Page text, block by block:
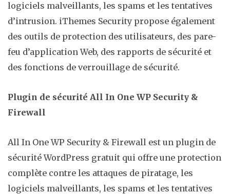
logiciels malveillants, les spams et les tentatives
d’intrusion. iThemes Security propose également
des outils de protection des utilisateurs, des pare-
feu d’application Web, des rapports de sécurité et
des fonctions de verrouillage de sécurité.
Plugin de sécurité All In One WP Security &
Firewall
All In One WP Security & Firewall est un plugin de
sécurité WordPress gratuit qui offre une protection
complète contre les attaques de piratage, les
logiciels malveillants, les spams et les tentatives